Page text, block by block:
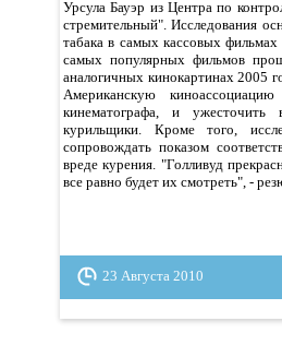
Урсула Бауэр из Центра по
стремительный". Исследования
табака в самых кассовых
самых популярных фильмов
аналогичных кинокартинах 2005
Американскую
кинематографа, и ужесточить
курильщики. Кроме того,
сопровождать показом
вреде курения. "Голливуд
все равно будет их смотреть", -
23 Августа 2010